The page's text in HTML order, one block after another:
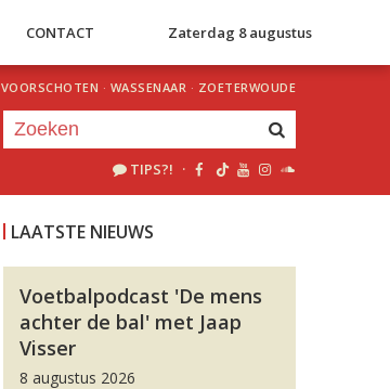
CONTACT Zaterdag 8 augustus
VOORSCHOTEN · WASSENAAR · ZOETERWOUDE
TIPS?! ·
LAATSTE NIEUWS
Voetbalpodcast 'De mens
achter de bal' met Jaap
Visser
8 augustus 2026